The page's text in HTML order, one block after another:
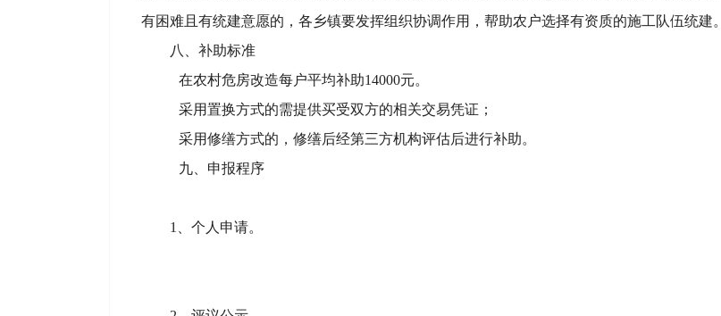
有困难且有统建意愿的，各乡镇要发挥组织协调作用，帮助农户选择有资质的施工队伍统建。
八、补助标准
在农村危房改造每户平均补助14000元。
采用置换方式的需提供买受双方的相关交易凭证；
采用修缮方式的，修缮后经第三方机构评估后进行补助。
九、申报程序
1、个人申请。